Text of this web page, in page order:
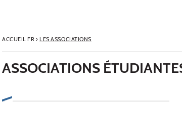
ACCUEIL FR› LES ASSOCIATIONS
ASSOCIATIONS